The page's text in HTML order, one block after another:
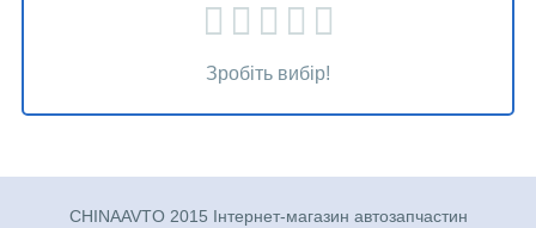
Зробіть вибір!
CHINAAVTO 2015 Інтернет-магазин автозапчастин